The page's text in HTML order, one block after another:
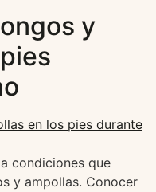
y
condiciones que
y ampollas. Conocer